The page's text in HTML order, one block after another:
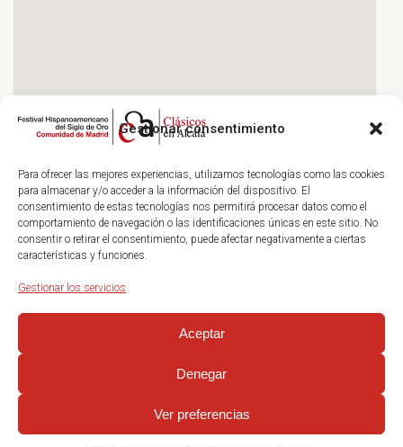
Gestionar consentimiento
Para ofrecer las mejores experiencias, utilizamos tecnologías como las cookies
para almacenar y/o acceder a la información del dispositivo. El
consentimiento de estas tecnologías nos permitirá procesar datos como el
comportamiento de navegación o las identificaciones únicas en este sitio. No
consentir o retirar el consentimiento, puede afectar negativamente a ciertas
características y funciones.
Gestionar los servicios
Aceptar
Denegar
Ver preferencias